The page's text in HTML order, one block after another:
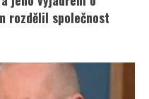
rozdělil společnost